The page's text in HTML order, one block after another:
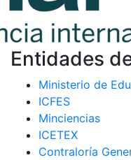
Entidades
Ministerio de
ICFES
Minciencias
ICETEX
Contraloría